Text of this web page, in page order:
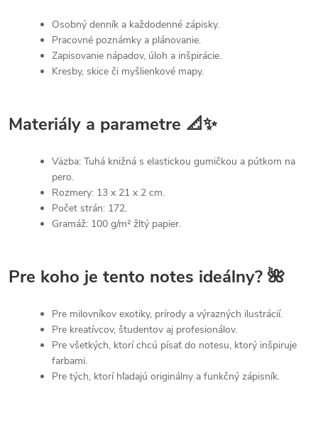
Osobný denník a každodenné zápisky.
Pracovné poznámky a plánovanie.
Zapisovanie nápadov, úloh a inšpirácie.
Kresby, skice či myšlienkové mapy.
Materiály a parametre 📐✨
Väzba: Tuhá knižná s elastickou gumičkou a pútkom na
pero.
Rozmery: 13 x 21 x 2 cm.
Počet strán: 172.
Gramáž: 100 g/m² žltý papier.
Pre koho je tento notes ideálny? 🌺
Pre milovníkov exotiky, prírody a výrazných ilustrácií.
Pre kreatívcov, študentov aj profesionálov.
Pre všetkých, ktorí chcú písať do notesu, ktorý inšpiruje
farbami.
Pre tých, ktorí hľadajú originálny a funkčný zápisník.